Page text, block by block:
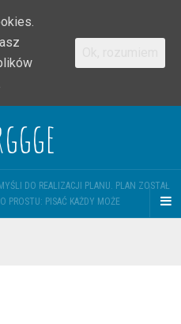
DO REALIZACJI PLANU. PLAN ZOSTAŁ
PROSTU: PISAĆ KAŻDY MOŻE